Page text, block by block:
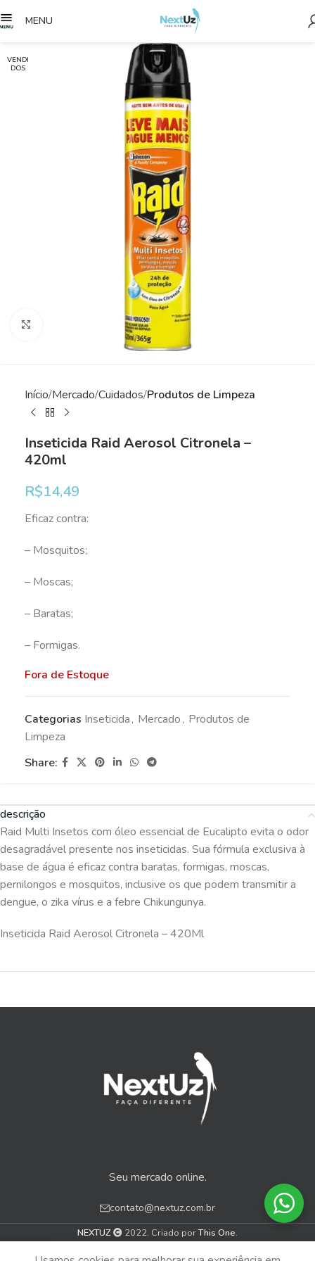
MENU
VENDI
DOS
Clique para ampliar
Início Mercado Cuidados Produtos de Limpeza
Inseticida Raid Aerosol Citronela –
420ml
R$14,49
Eficaz contra:
– Mosquitos;
– Moscas;
– Baratas;
– Formigas.
Fora de Estoque
Categorias Inseticida, Mercado, Produtos de
Limpeza
Share:
descrição
Raid Multi Insetos com óleo essencial de Eucalipto evita o odor
desagradável presente nos inseticidas. Sua fórmula exclusiva à
base de água é eficaz contra baratas, formigas, moscas,
pernilongos e mosquitos, inclusive os que podem transmitir a
dengue, o zika vírus e a febre Chikungunya.
Inseticida Raid Aerosol Citronela – 420Ml
Seu mercado online.
contato@nextuz.com.br
NEXTUZ 2022. Criado porThis One.